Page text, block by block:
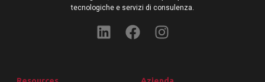
tecnologiche e servizi di consulenza.